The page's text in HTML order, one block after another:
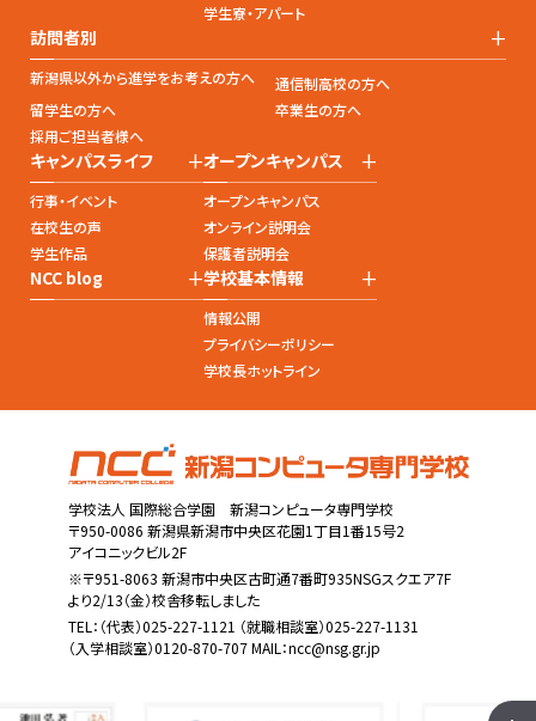
学生寮・アパート
訪問者別 +
新潟県以外から進学をお考えの方へ
通信制高校の方へ
留学生の方へ
卒業生の方へ
採用ご担当者様へ
キャンパスライフ +
行事・イベント
在校生の声
学生作品
オープンキャンパス +
オープンキャンパス
オンライン説明会
保護者説明会
NCC blog +学校基本情報 +
情報公開
プライバシーポリシー
学校長ホットライン
学校法人 国際総合学園 新潟コンピュータ専門学校
〒950-0086 新潟県新潟市中央区花園1丁目1番15号2
アイコニックビル2F
※〒951-8063 新潟市中央区古町通7番町935NSGスクエア7F
より2/13（金）校舎移転しました
TEL： （代表）025-227-1121 （就職相談室）025-227-1131
（入学相談室）0120-870-707 MAIL：ncc@nsg.gr.jp